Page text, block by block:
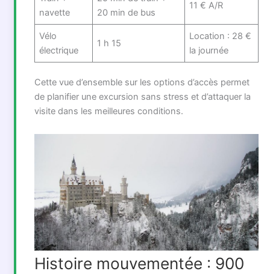
navette
20 min de bus
11 € A/R
Vélo
électrique
1 h 15
Location : 28 €
la journée
Cette vue d’ensemble sur les options d’accès permet
de planifier une excursion sans stress et d’attaquer la
visite dans les meilleures conditions.
Histoire mouvementée : 900